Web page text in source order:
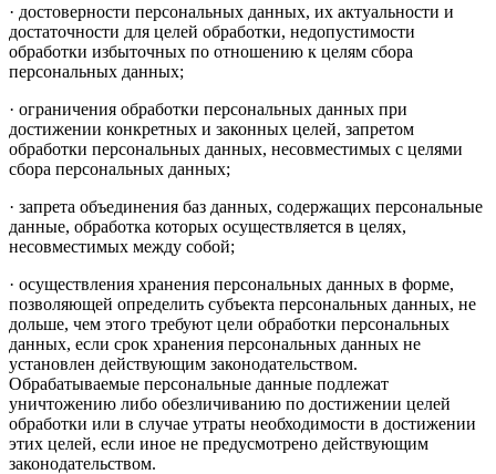
· достоверности персональных данных, их актуальности и
достаточности для целей обработки, недопустимости
обработки избыточных по отношению к целям сбора
персональных данных;
· ограничения обработки персональных данных при
достижении конкретных и законных целей, запретом
обработки персональных данных, несовместимых с целями
сбора персональных данных;
· запрета объединения баз данных, содержащих персональные
данные, обработка которых осуществляется в целях,
несовместимых между собой;
· осуществления хранения персональных данных в форме,
позволяющей определить субъекта персональных данных, не
дольше, чем этого требуют цели обработки персональных
данных, если срок хранения персональных данных не
установлен действующим законодательством.
Обрабатываемые персональные данные подлежат
уничтожению либо обезличиванию по достижении целей
обработки или в случае утраты необходимости в достижении
этих целей, если иное не предусмотрено действующим
законодательством.